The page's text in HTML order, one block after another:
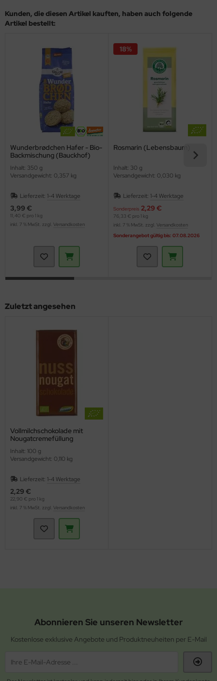
Kunden, die diesen Artikel kauften, haben auch folgende
Artikel bestellt:
Wunderbrødchen Hafer - Bio-
Backmischung (Bauckhof)
Inhalt: 350 g
Versandgewicht: 0,357 kg
Lieferzeit: 1-4 Werktage
3,99 €
11,40 € pro 1 kg
inkl. 7 % MwSt. zzgl. Versandkosten
Rosmarin (Lebensbaum)
Inhalt: 30 g
Versandgewicht: 0,030 kg
Lieferzeit: 1-4 Werktage
Sonderpreis 2,29 €
18%
76,33 € pro 1 kg
inkl. 7 % MwSt. zzgl. Versandkosten
Sonderangebot gültig bis: 07.08.2026
Zuletzt angesehen
Vollmilchschokolade mit
Nougatcremefüllung
Inhalt: 100 g
Versandgewicht: 0,110 kg
Lieferzeit: 1-4 Werktage
2,29 €
22,90 € pro 1 kg
inkl. 7 % MwSt. zzgl. Versandkosten
Abonnieren Sie unseren Newsletter
Kostenlose exklusive Angebote und Produktneuheiten per E-Mail